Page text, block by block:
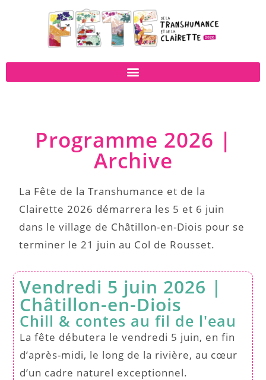
Programme 2026 |
Archive
La Fête de la Transhumance et de la
Clairette 2026 démarrera les 5 et 6 juin
dans le village de Châtillon-en-Diois pour se
terminer le 21 juin au Col de Rousset.
Vendredi 5 juin 2026 |
Châtillon-en-Diois
Chill & contes au fil de l'eau
La fête débutera le vendredi 5 juin, en fin
d’après-midi, le long de la rivière, au cœur
d’un cadre naturel exceptionnel.